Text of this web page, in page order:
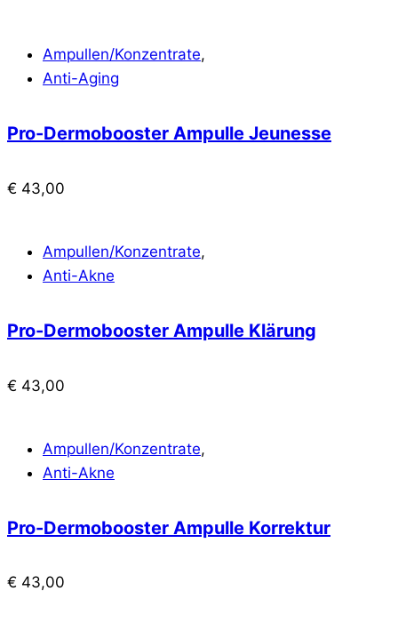
Ampullen/Konzentrate,
Anti-Aging
Pro-Dermobooster Ampulle Jeunesse
€ 43,00
Ampullen/Konzentrate,
Anti-Akne
Pro-Dermobooster Ampulle Klärung
€ 43,00
Ampullen/Konzentrate,
Anti-Akne
Pro-Dermobooster Ampulle Korrektur
€ 43,00